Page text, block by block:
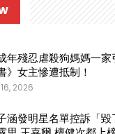
年殘忍虐殺狗媽媽一
》女主慘遭抵制！
2026
涵發明星名單控訴「